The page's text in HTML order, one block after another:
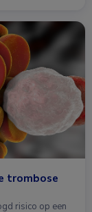
trombose
risico op een